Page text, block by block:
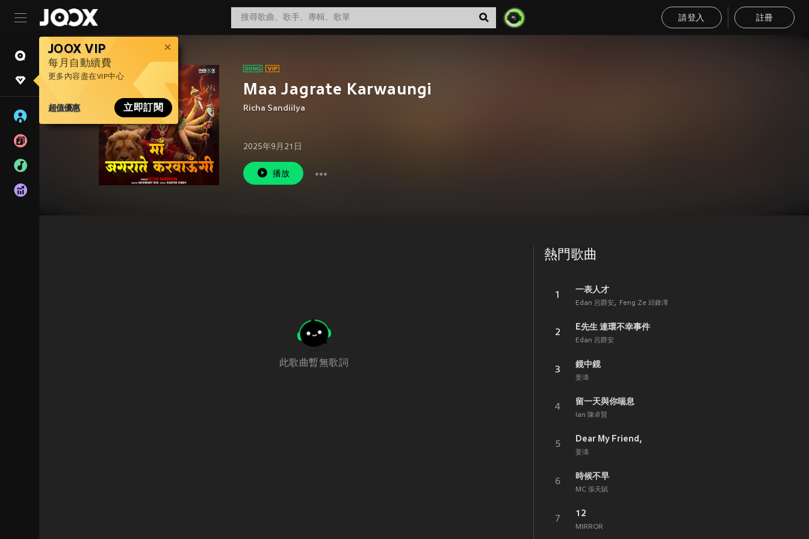
請登入 註冊
JOOX VIP
每月自動續費
更多內容盡在VIP中心
超值優惠 立即訂閱
Maa Jagrate Karwaungi
Richa Sandiilya
2025年9月21日
播放
此歌曲暫無歌詞
熱門歌曲
1
一表人才
Edan 呂爵安 Feng Ze 邱鋒澤
2
E先生 連環不幸事件
Edan 呂爵安
3
鏡中鏡
姜濤
4
留一天與你喘息
Ian 陳卓賢
5
Dear My Friend,
姜濤
6
時候不早
MC 張天賦
7
12
MIRROR